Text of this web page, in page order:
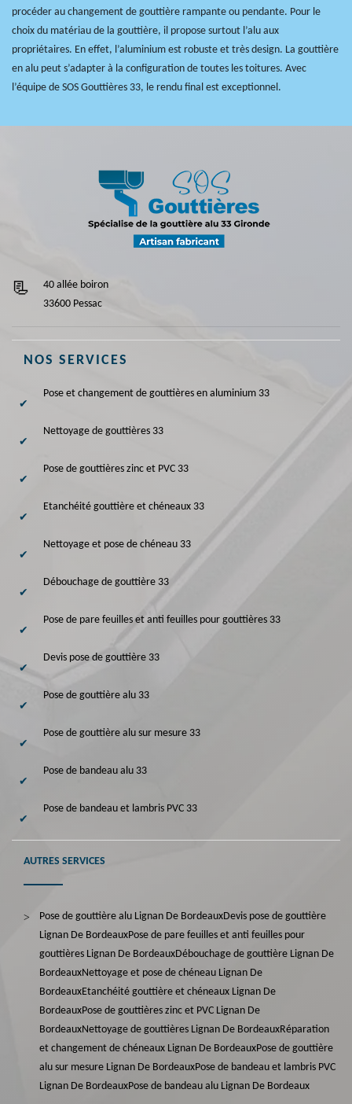
procéder au changement de gouttière rampante ou pendante. Pour le
choix du matériau de la gouttière, il propose surtout l’alu aux
propriétaires. En effet, l’aluminium est robuste et très design. La gouttière
en alu peut s’adapter à la configuration de toutes les toitures. Avec
l’équipe de SOS Gouttières 33, le rendu final est exceptionnel.
40 allée boiron
33600 Pessac
NOS SERVICES
Pose et changement de gouttières en aluminium 33
Nettoyage de gouttières 33
Pose de gouttières zinc et PVC 33
Etanchéité gouttière et chéneaux 33
Nettoyage et pose de chéneau 33
Débouchage de gouttière 33
Pose de pare feuilles et anti feuilles pour gouttières 33
Devis pose de gouttière 33
Pose de gouttière alu 33
Pose de gouttière alu sur mesure 33
Pose de bandeau alu 33
Pose de bandeau et lambris PVC 33
AUTRES SERVICES
Pose de gouttière alu Lignan De BordeauxDevis pose de gouttière
Lignan De BordeauxPose de pare feuilles et anti feuilles pour
gouttières Lignan De BordeauxDébouchage de gouttière Lignan De
BordeauxNettoyage et pose de chéneau Lignan De
BordeauxEtanchéité gouttière et chéneaux Lignan De
BordeauxPose de gouttières zinc et PVC Lignan De
BordeauxNettoyage de gouttières Lignan De BordeauxRéparation
et changement de chéneaux Lignan De BordeauxPose de gouttière
alu sur mesure Lignan De BordeauxPose de bandeau et lambris PVC
Lignan De BordeauxPose de bandeau alu Lignan De Bordeaux